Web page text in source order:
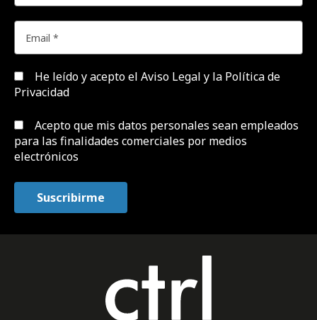
He leído y acepto el Aviso Legal y la Política de
Privacidad
Acepto que mis datos personales sean empleados
para las finalidades comerciales por medios
electrónicos